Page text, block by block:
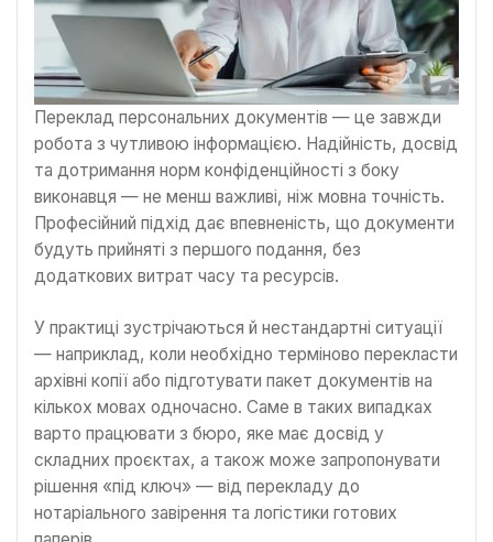
Переклад персональних документів — це завжди
робота з чутливою інформацією. Надійність, досвід
та дотримання норм конфіденційності з боку
виконавця — не менш важливі, ніж мовна точність.
Професійний підхід дає впевненість, що документи
будуть прийняті з першого подання, без
додаткових витрат часу та ресурсів.
У практиці зустрічаються й нестандартні ситуації
— наприклад, коли необхідно терміново перекласти
архівні копії або підготувати пакет документів на
кількох мовах одночасно. Саме в таких випадках
варто працювати з бюро, яке має досвід у
складних проєктах, а також може запропонувати
рішення «під ключ» — від перекладу до
нотаріального завірення та логістики готових